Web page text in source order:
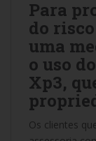
Para
do
uma
o uso
Xp3,
Os clientes